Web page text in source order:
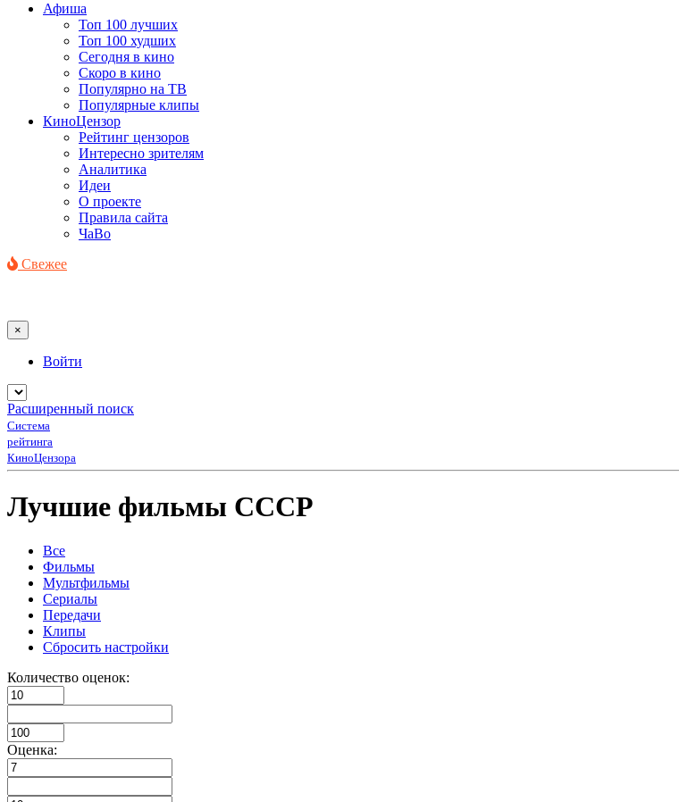
Афиша
Топ 100 лучших
Топ 100 худших
Сегодня в кино
Скоро в кино
Популярно на ТВ
Популярные клипы
КиноЦензор
Рейтинг цензоров
Интересно зрителям
Аналитика
Идеи
О проекте
Правила сайта
ЧаВо
Свежее
×
Войти
Расширенный поиск
Система
рейтинга
КиноЦензора
Лучшие фильмы СССР
Все
Фильмы
Мультфильмы
Сериалы
Передачи
Клипы
Сбросить настройки
Количество оценок:
Оценка: